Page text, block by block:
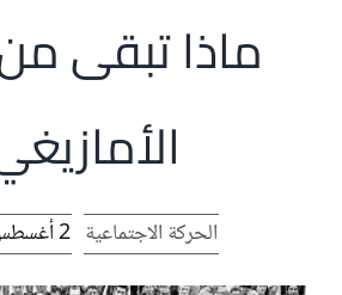
ماذا تبقى من
الحركة الاجتماعية 2 أغسطس، 2018